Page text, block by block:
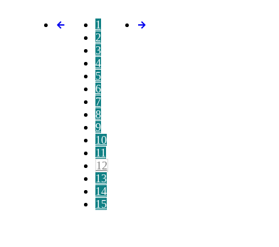
1
2
3
4
5
6
7
8
9
10
11
12
13
14
15